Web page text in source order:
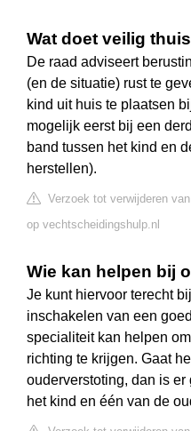
Wat doet veilig
De raad adviseert
(en de situatie) rust te
kind uit huis te plaatsen
mogelijk eerst bij een
band tussen het kind en
herstellen).
Verzoek tot verwijderen
op vechtscheidingshulp.nl
Wie kan helpen bij
Je kunt hiervoor terecht
inschakelen van een
specialiteit kan helpen
richting te krijgen. Gaat
ouderverstoting, dan is er
het kind en één van de